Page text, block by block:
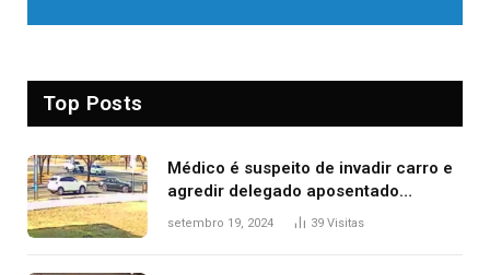
Top Posts
Médico é suspeito de invadir carro e
agredir delegado aposentado
durante confusão no trânsito
setembro 19, 2024 39 Visitas